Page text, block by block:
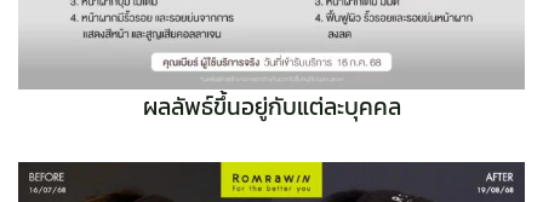
ผลลัพธ์ขึ้นอยู่กับแต่ละบุคคล